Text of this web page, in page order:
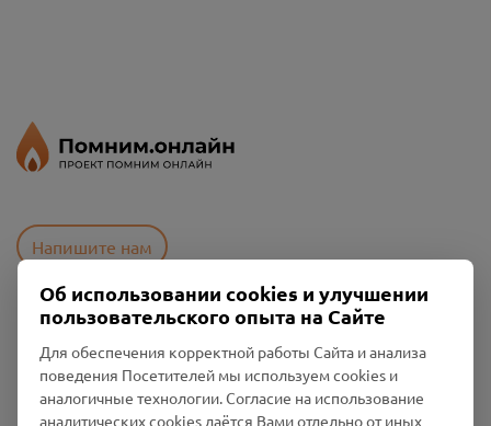
Напишите нам
Политика конфиденциальности
Промо-материалы
Об использовании cookies и улучшении
пользовательского опыта на Сайте
Для обеспечения корректной работы Сайта и анализа
поведения Посетителей мы используем cookies и
аналогичные технологии. Согласие на использование
аналитических cookies даётся Вами отдельно от иных